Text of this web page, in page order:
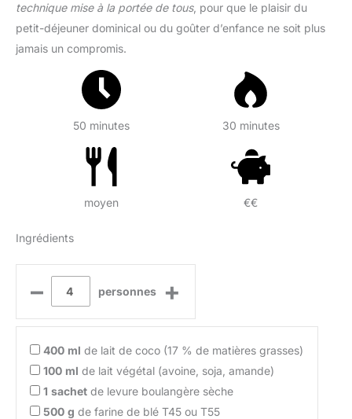
technique mise à la portée de tous, pour que le plaisir du
petit-déjeuner dominical ou du goûter d’enfance ne soit plus
jamais un compromis.
50 minutes 30 minutes
moyen €€
Ingrédients
– personnes +
400 ml de lait de coco (17 % de matières grasses)
100 ml de lait végétal (avoine, soja, amande)
1 sachet de levure boulangère sèche
500 g de farine de blé T45 ou T55